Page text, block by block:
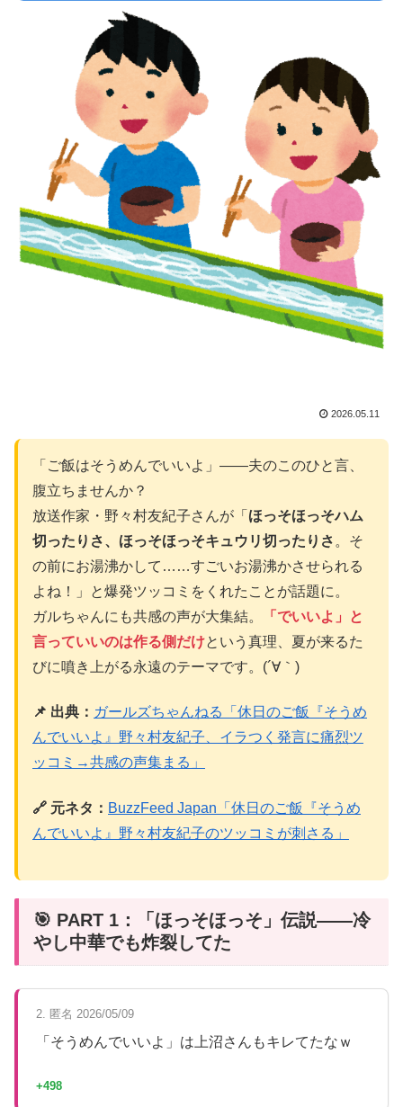
2026.05.11
「ご飯はそうめんでいいよ」——夫のこのひと言、
腹立ちませんか？
放送作家・野々村友紀子さんが「 ほっそほっそハム
切ったりさ、ほっそほっそキュウリ切ったりさ 。そ
の前にお湯沸かして……すごいお湯沸かさせられる
よね！」と爆発ツッコミをくれたことが話題に。
ガルちゃんにも共感の声が大集結。
「でいいよ」と
言っていいのは作る側だけという真理、夏が来るた
びに噴き上がる永遠のテーマです。(´∀｀)
📌 出典： ガールズちゃんねる「休日のご飯『そうめ
んでいいよ』野々村友紀子、イラつく発言に痛烈ツ
ッコミ→共感の声集まる」
🔗 元ネタ： BuzzFeed Japan「休日のご飯『そうめ
んでいいよ』野々村友紀子のツッコミが刺さる」
🎯 PART 1：「ほっそほっそ」伝説——冷
やし中華でも炸裂してた
2. 匿名 2026/05/09
「そうめんでいいよ」は上沼さんもキレてたなｗ
+498